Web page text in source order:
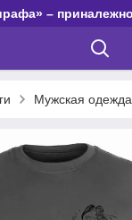
–
Мужская одежда